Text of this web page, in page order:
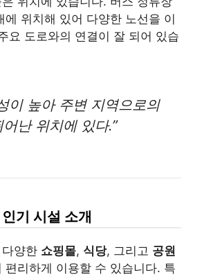
에 위치해 있어 다양한 노선을 이
요 도로와의 연결이 잘 되어 있습
이 높아 주변 지역으로의
난 위치에 있다.”
기 시설 소개
양한 쇼핑몰, 식당, 그리고 공원
편리하게 이용할 수 있습니다. 특